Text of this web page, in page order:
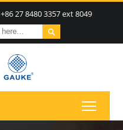
+86 27 8480 3357 ext 8049
